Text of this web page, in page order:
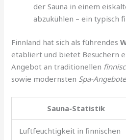
der Sauna in einem
abzukühlen – ein typisch
Finnland hat sich als führendes
etabliert und bietet Besuchern
Angebot an traditionellen
sowie modernsten Spa-
Sauna-Statistik
Luftfeuchtigkeit in finnischen